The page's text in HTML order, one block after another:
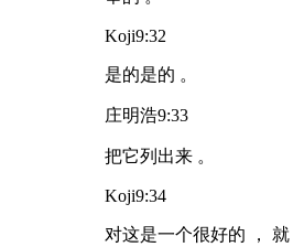
Koji9:32
是的是的 。
庄明浩9:33
把它列出来 。
Koji9:34
对这是一个很好的 ， 就